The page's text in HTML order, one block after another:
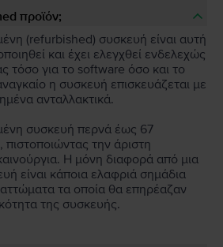
προϊόν;
(refurbished) συσκευή είναι αυτή
και έχει ελεγχθεί ενδελεχώς
τόσο για το software όσο και το
η συσκευή επισκευάζεται με
ανταλλακτικά.
συσκευή περνά έως 67
πιστοποιώντας την άριστη
Η μόνη διαφορά από μια
είναι κάποια ελαφριά σημάδια
τα οποία θα επηρέαζαν
της συσκευής.